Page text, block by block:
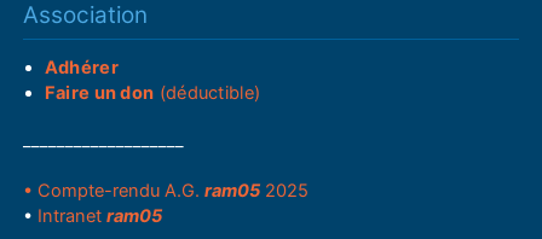
Association
Adhérer
Faire un don (déductible)
• Compte-rendu A.G.ram05 2025
• Intranetram05